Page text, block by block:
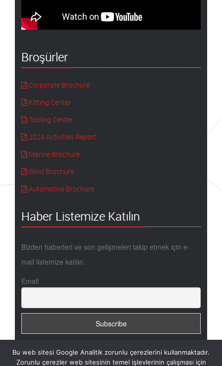
Broşürler
Corporate Brochure
Kitting Center
Tooling Center
2024 Activities Report
Marine Brochure
Wind Brochure
Automotive Brochure
Haber Listemize Katılın
Bizden haberleri ve son gelişmeleri takip etmek için e-
mail listemize katılın.
Email
Bu web sitesi Google Analitik zorunlu çerezlerini kullanmaktadır.
Zorunlu çerezler web sitesinin temel işlevlerinin çalışması için